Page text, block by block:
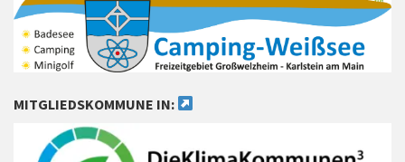
MITGLIEDSKOMMUNE IN: